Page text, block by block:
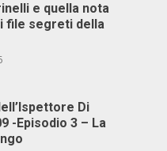
e quella nota
file segreti della
Di
-Episodio 3 – La